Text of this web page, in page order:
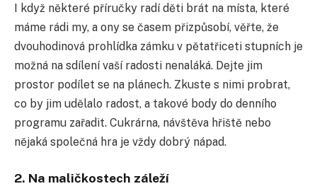
I když některé příručky radí děti brát na místa, které
máme rádi my, a ony se časem přizpůsobí, věřte, že
dvouhodinová prohlídka zámku v pětatřiceti stupních je
možná na sdílení vaší radosti nenaláká. Dejte jim
prostor podílet se na plánech. Zkuste s nimi probrat,
co by jim udělalo radost, a takové body do denního
programu zařadit. Cukrárna, návštěva hřiště nebo
nějaká společná hra je vždy dobrý nápad.
2. Na maličkostech záleží